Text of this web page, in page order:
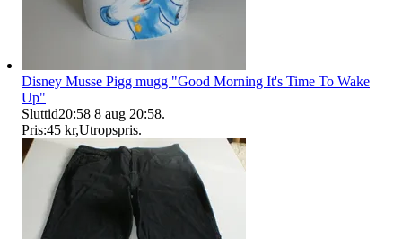
Disney Musse Pigg mugg "Good Morning It's Time To Wake
Up"
Sluttid20:58 8 aug 20:58.
Pris:45 kr,Utropspris.